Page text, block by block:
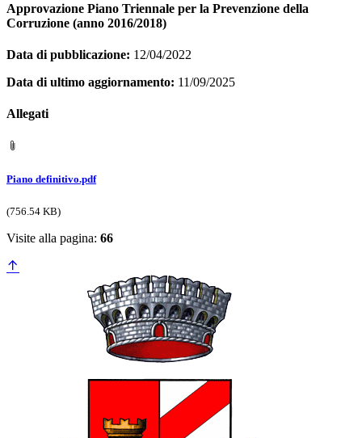
Approvazione Piano Triennale per la Prevenzione della
Corruzione (anno 2016/2018)
Data di pubblicazione: 12/04/2022
Data di ultimo aggiornamento: 11/09/2025
Allegati
Piano definitivo.pdf
(756.54 KB)
Visite alla pagina: 66